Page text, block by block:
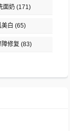
面奶(171)
白 (65)
修复 (83)